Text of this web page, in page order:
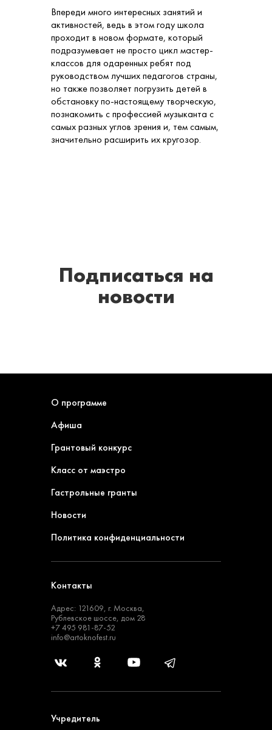
Впереди много интересных занятий и
активностей, ведь в этом году школа
проходит в новом формате, который
подразумевает не просто цикл мастер-
классов для одаренных ребят под
руководством лучших педагогов страны,
но также позволяет погрузить детей в
обстановку по-настоящему творческую,
познакомить с профессией музыканта с
самых разных углов зрения и, тем самым,
значительно расширить их кругозор.
Подписаться на
новости
О программе
Афиша
Грантовый конкурс
Класс от маэстро
Гастрольные гранты
Новости
Политика конфиденциальности
Контакты
Адрес: 121609, г. Москва,
Рублевское шоссе, дом 28
+7 495 981-87-52
info@artoknofest.ru
Учредитель